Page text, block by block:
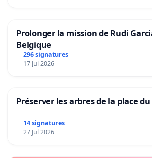
Prolonger la mission de Rudi
Belgique
296 signatures
17 Jul 2026
Préserver les arbres de la place
14 signatures
27 Jul 2026